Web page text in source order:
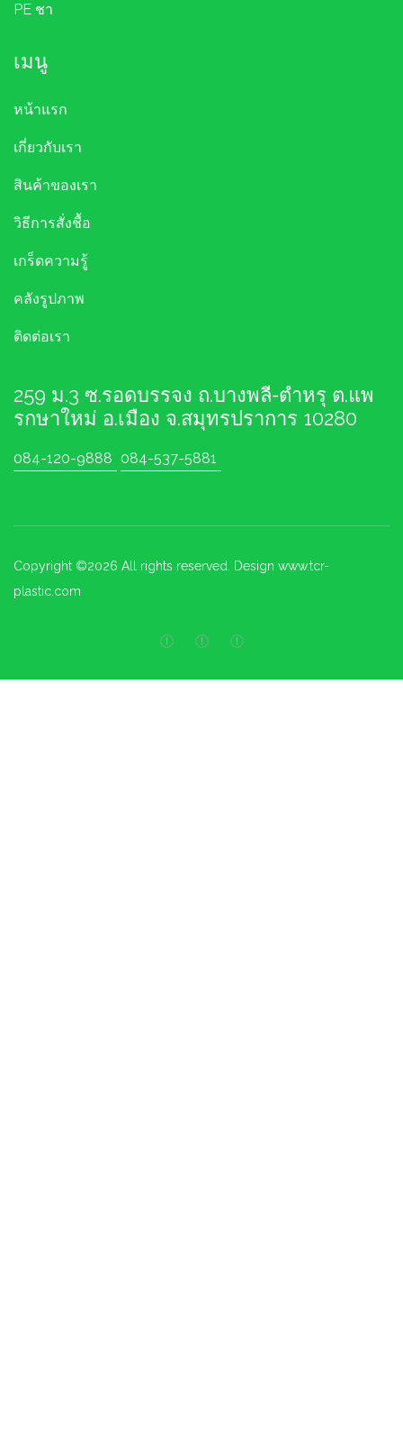
PE ชา
เมนู
หน้าแรก
เกี่ยวกับเรา
สินค้าของเรา
วิธีการสั่งชื้อ
เกร็ดความรู้
คลังรูปภาพ
ติดต่อเรา
259 ม.3 ซ.รอดบรรจง ถ.บางพลี-ตำหรุ ต.แพ
รกษาใหม่ อ.เมือง จ.สมุทรปราการ 10280
084-120-9888 084-537-5881
Copyright ©2026 All rights reserved. Design www.tcr-
plastic.com